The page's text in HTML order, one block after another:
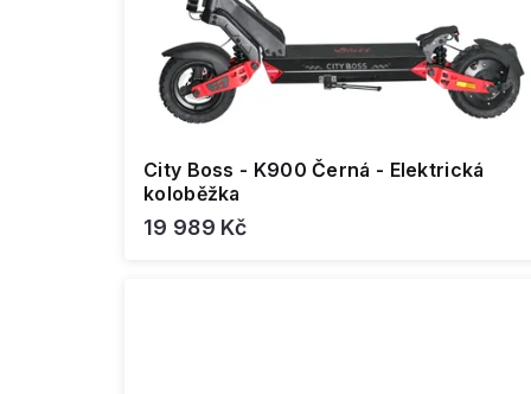
City Boss - K900 Černá - Elektrická
koloběžka
19 989 Kč